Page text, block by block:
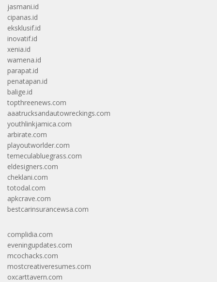
jasmani.id
cipanas.id
eksklusif.id
inovatif.id
xenia.id
wamena.id
parapat.id
penatapan.id
balige.id
topthreenews.com
aaatrucksandautowreckings.com
youthlinkjamica.com
arbirate.com
playoutworlder.com
temeculabluegrass.com
eldesigners.com
cheklani.com
totodal.com
apkcrave.com
bestcarinsurancewsa.com
complidia.com
eveningupdates.com
mcochacks.com
mostcreativeresumes.com
oxcarttavern.com